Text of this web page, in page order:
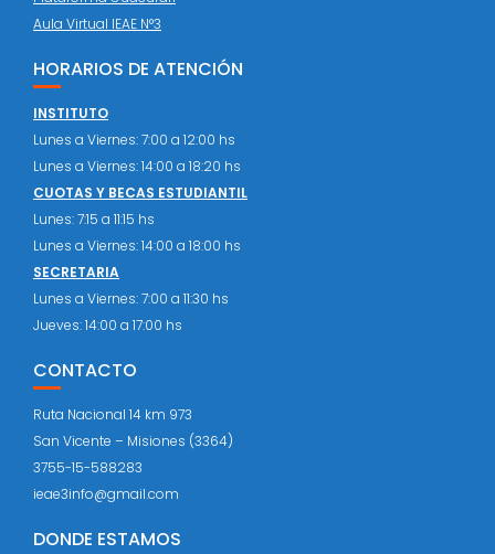
Aula Virtual IEAE N°3
HORARIOS DE ATENCIÓN
INSTITUTO
Lunes a Viernes: 7:00 a 12:00 hs
Lunes a Viernes: 14:00 a 18:20 hs
CUOTAS Y BECAS ESTUDIANTIL
Lunes: 7:15 a 11:15 hs
Lunes a Viernes: 14:00 a 18:00 hs
SECRETARIA
Lunes a Viernes: 7:00 a 11:30 hs
Jueves: 14:00 a 17:00 hs
CONTACTO
Ruta Nacional 14 km 973
San Vicente – Misiones (3364)
3755-15-588283
ieae3info@gmail.com
DONDE ESTAMOS